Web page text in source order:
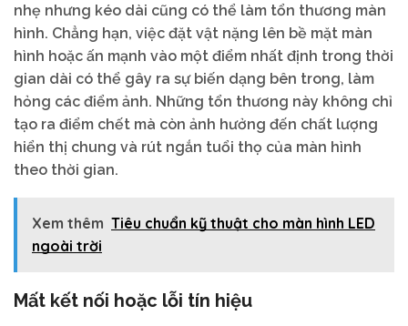
nhẹ nhưng kéo dài cũng có thể làm tổn thương màn
hình. Chẳng hạn, việc đặt vật nặng lên bề mặt màn
hình hoặc ấn mạnh vào một điểm nhất định trong thời
gian dài có thể gây ra sự biến dạng bên trong, làm
hỏng các điểm ảnh. Những tổn thương này không chỉ
tạo ra điểm chết mà còn ảnh hưởng đến chất lượng
hiển thị chung và rút ngắn tuổi thọ của màn hình
theo thời gian.
Xem thêm Tiêu chuẩn kỹ thuật cho màn hình LED
ngoài trời
Mất kết nối hoặc lỗi tín hiệu